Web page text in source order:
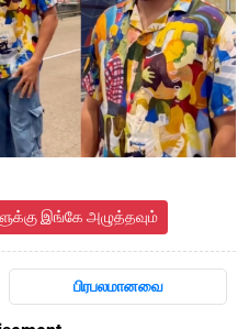
இங்கே அழுத்தவும்
பிரபலமானவை